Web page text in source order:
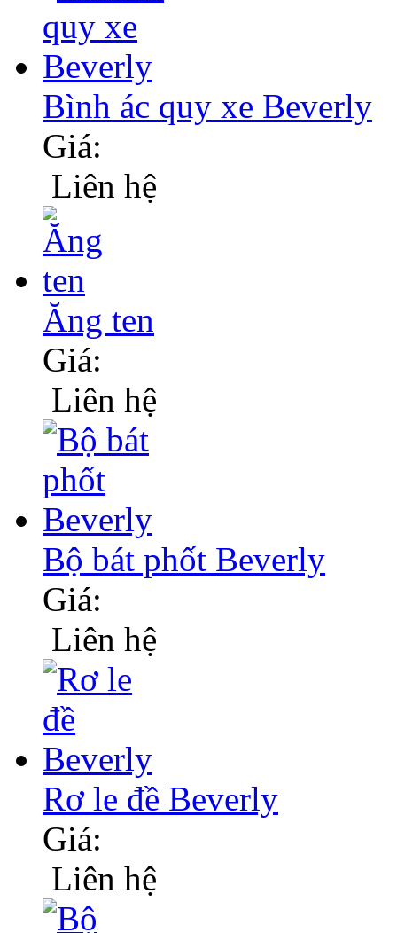
Bình ác quy xe Beverly
Giá:
Liên hệ
Ăng ten
Giá:
Liên hệ
Bộ bát phốt Beverly
Giá:
Liên hệ
Rơ le đề Beverly
Giá:
Liên hệ